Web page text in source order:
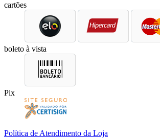
cartões
boleto à vista
Pix
Política de Atendimento da Loja